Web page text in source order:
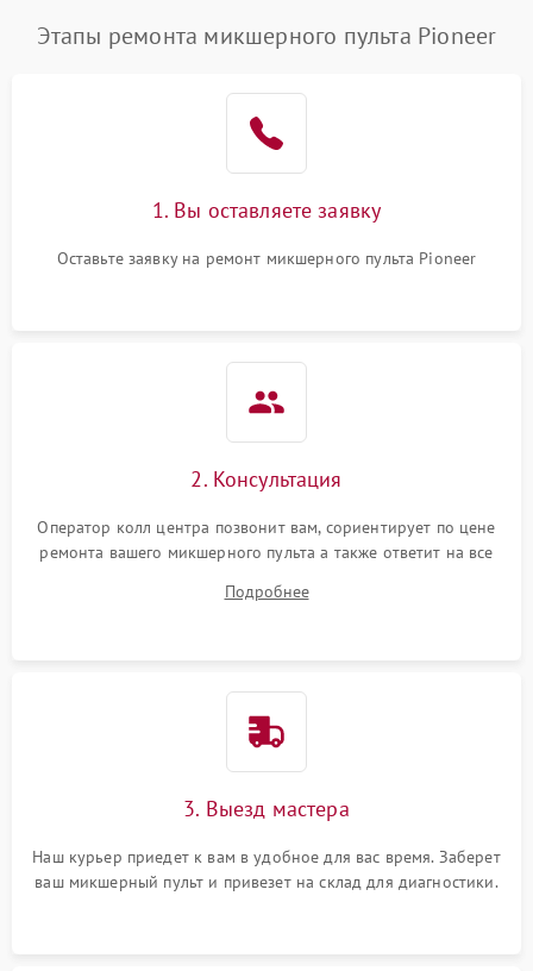
Этапы ремонта микшерного пульта Pioneer
1. Вы оставляете заявку
Оставьте заявку на ремонт микшерного пульта Pioneer
2. Консультация
Оператор колл центра позвонит вам, сориентирует по цене
ремонта вашего микшерного пульта а также ответит на все
Подробнее
3. Выезд мастера
Наш курьер приедет к вам в удобное для вас время. Заберет
ваш микшерный пульт и привезет на склад для диагностики.